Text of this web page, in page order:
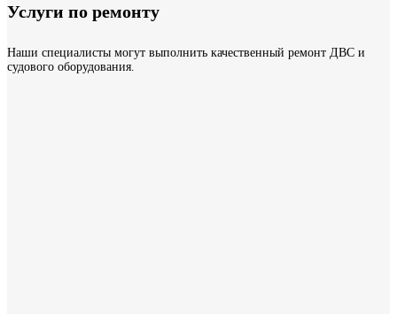
Услуги по ремонту
Наши специалисты могут выполнить качественный ремонт ДВС и
судового оборудования.